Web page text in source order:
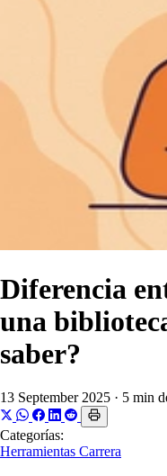
Diferencia
una
saber?
13 September 2025 · 5 min
Categorías:
Herramientas Carrera